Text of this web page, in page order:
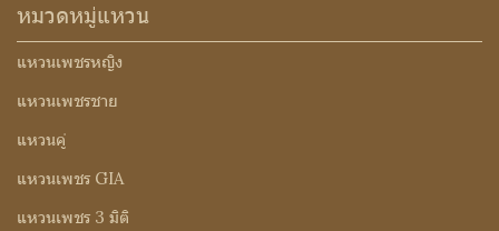
หมวดหมู่แหวน
แหวนเพชรหญิง
แหวนเพชรชาย
แหวนคู่
แหวนเพชร GIA
แหวนเพชร 3 มิติ